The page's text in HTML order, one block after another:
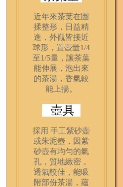
近年來茶葉在團
揉整形，日益精
進，外觀皆接近
球形，置壺量1/4
至1/5量，讓茶葉
能伸展，泡出來
的茶湯，香氣較
能上揚。
壺具
採用 手工紫砂壺
或朱泥壺，因紫
砂壺有均勻的氣
孔，質地緻密，
透氣較佳，能吸
附部份茶湯，蘊